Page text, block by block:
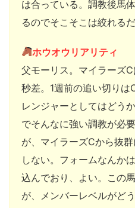
は合っている。調教後馬
るのでそこそこは絞れるだ
ホウオウリアリティ
父モーリス。マイラーズ
秒差。1週前の追い切りは
レンジャーとしてはどう
でそんなに強い調教が必
が、マイラーズCから抜
しない。フォームなんか
込んでおり、よい。この
が、メンバーレベルがどう